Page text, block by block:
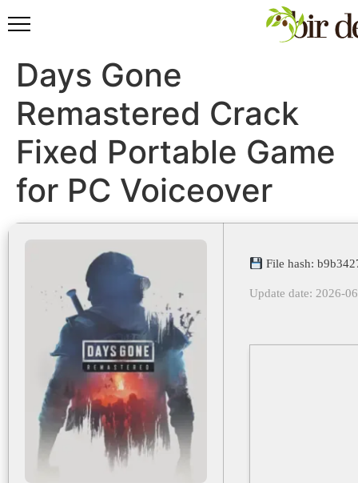
Days Gone
Remastered Crack
Fixed Portable Game
for PC Voiceover
File hash:
Update date: 2026-